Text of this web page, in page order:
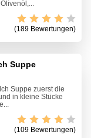
(189 Bewertungen)
Suppe
Suppe zuerst die
in kleine Stücke
(109 Bewertungen)